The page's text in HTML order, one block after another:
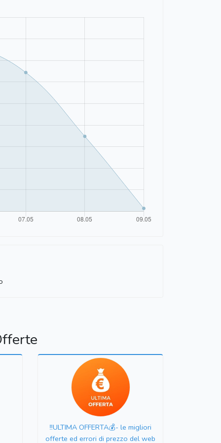
‼️ULTIMA OFFERTA💰- le migliori
offerte ed errori di prezzo del web